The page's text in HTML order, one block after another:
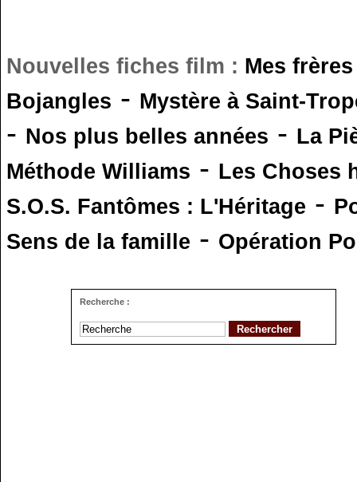
Nouvelles fiches film : Mes
Bojangles - Mystère à Saint-
- Nos plus belles années - La
Méthode Williams - Les Choses
S.O.S. Fantômes : L'Héritage -
Sens de la famille - Opération
Recherche :